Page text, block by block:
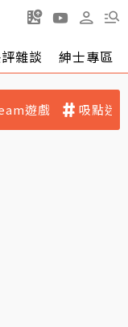
雜談 紳士專區
遊戲 吸點迷